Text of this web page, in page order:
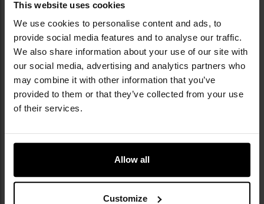
This website uses cookies
We use cookies to personalise content and ads, to
provide social media features and to analyse our traffic.
We also share information about your use of our site with
our social media, advertising and analytics partners who
may combine it with other information that you’ve
provided to them or that they’ve collected from your use
of their services.
Allow all
Customize
645,05 zł
Sugerowana cena
producenta679,00 zł
DO KOSZYKA
649,00 zł
Sugerowana cena
producenta 709,00 zł
DO KOSZYKA
Dodaj
schowka